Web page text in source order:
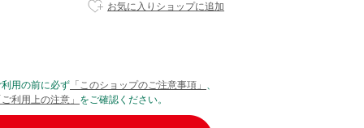
お気に入りショップに追加
利用の前に必ず 「このショップのご注意事項」 、
ご利用上の注意」 をご確認ください。